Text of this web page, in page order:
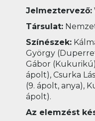
Jelmeztervező:
Társulat:
Színészek:
György
Gábor
ápolt), Csurka
(9. ápolt, anya),
ápolt).
Az elemzést